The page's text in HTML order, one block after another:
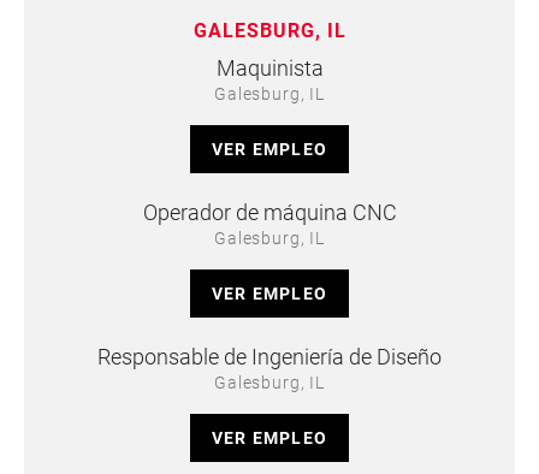
GALESBURG, IL
Maquinista
Galesburg, IL
VER EMPLEO
Operador de máquina CNC
Galesburg, IL
VER EMPLEO
Responsable de Ingeniería de Diseño
Galesburg, IL
VER EMPLEO